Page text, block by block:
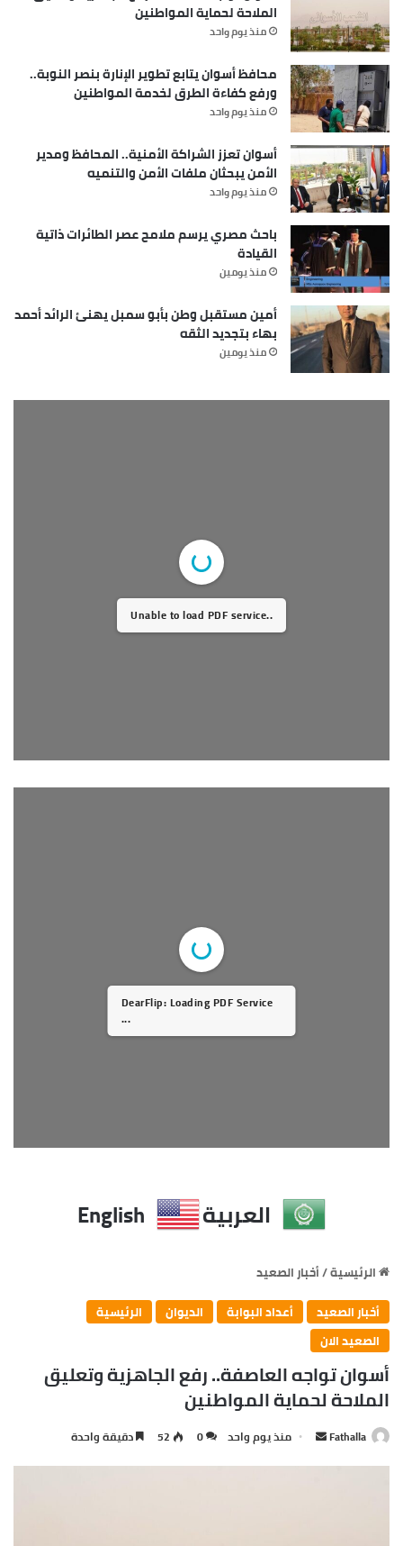
الملاحة لحماية المواطنين
منذ يوم واحد
محافظ أسوان يتابع تطوير الإنارة بنصر النوبة..
ورفع كفاءة الطرق لخدمة المواطنين
منذ يوم واحد
أسوان تعزز الشراكة الأمنية.. المحافظ ومدير
الأمن يبحثان ملفات الأمن والتنميه
منذ يوم واحد
باحث مصري يرسم ملامح عصر الطائرات ذاتية
القيادة
منذ يومين
أمين مستقبل وطن بأبو سمبل يهنئ الرائد أحمد
بهاء بتجديد الثقه
منذ يومين
Unable to load PDF service..
DearFlip: Loading PDF Service
...